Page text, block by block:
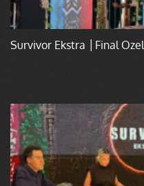
Survivor Ekstra │Final Özel